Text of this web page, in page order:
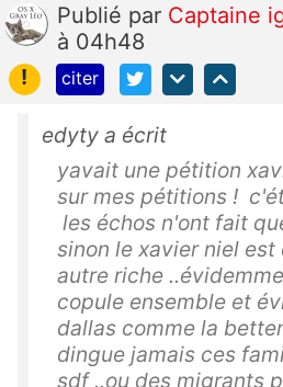
Publié par Captaine
à 04h48
!
citer
edyty a écrit
yavait une pétition
sur mes pétitions !
les échos n'ont fait
sinon le xavier niel
autre riche
copule ensemble et
dallas comme la
dingue jamais ces
sdf ..ou des migrants